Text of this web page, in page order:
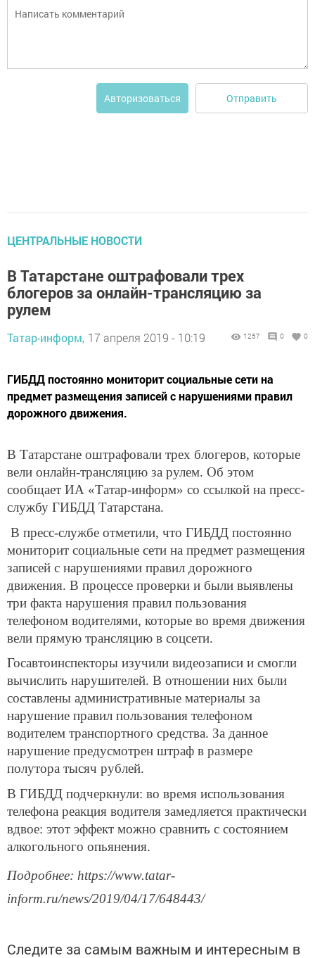
Авторизоваться Отправить
ЦЕНТРАЛЬНЫЕ НОВОСТИ
В Татарстане оштрафовали трех
блогеров за онлайн-трансляцию за
рулем
Татар-информ, 17 апреля 2019 - 10:19 1257 0 0
ГИБДД постоянно мониторит социальные сети на
предмет размещения записей с нарушениями правил
дорожного движения.
В Татарстане оштрафовали трех блогеров, которые
вели онлайн-трансляцию за рулем. Об этом
сообщает ИА «Татар-информ» со ссылкой на пресс-
службу ГИБДД Татарстана.
В пресс-службе отметили, что ГИБДД постоянно
мониторит социальные сети на предмет размещения
записей с нарушениями правил дорожного
движения. В процессе проверки и были выявлены
три факта нарушения правил пользования
телефоном водителями, которые во время движения
вели прямую трансляцию в соцсети.
Госавтоинспекторы изучили видеозаписи и смогли
вычислить нарушителей. В отношении них были
составлены административные материалы за
нарушение правил пользования телефоном
водителем транспортного средства. За данное
нарушение предусмотрен штраф в размере
полутора тысяч рублей.
В ГИБДД подчеркнули: во время использования
телефона реакция водителя замедляется практически
вдвое: этот эффект можно сравнить с состоянием
алкогольного опьянения.
Подробнее: https://www.tatar-
inform.ru/news/2019/04/17/648443/
Следите за самым важным и интересным в